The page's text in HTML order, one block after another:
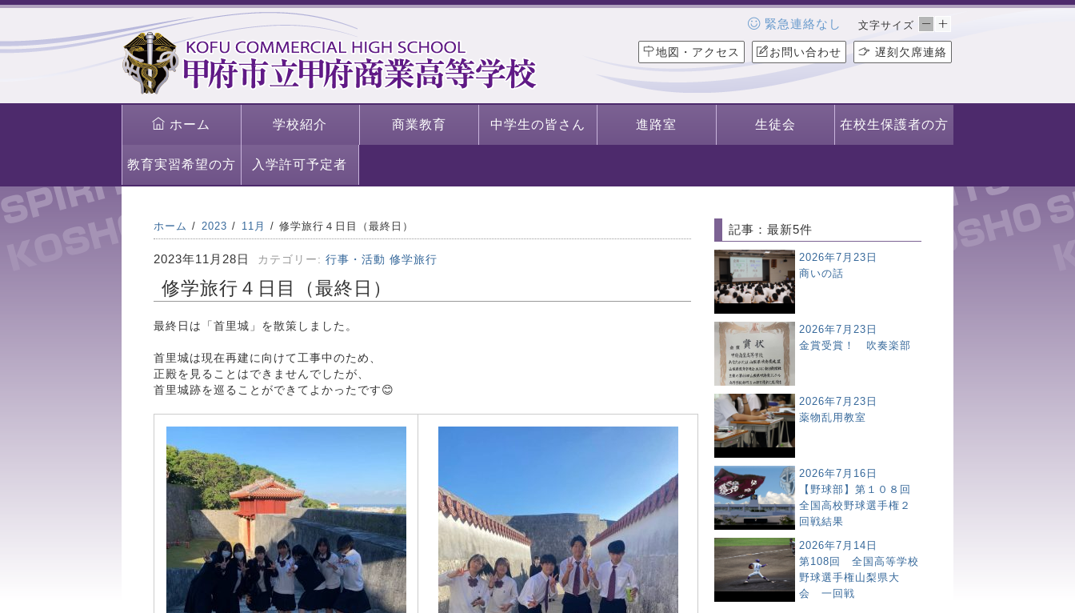
文字サイズ
地図・アクセス お問い合わせ 遅刻欠席連絡
緊急連絡なし
ホーム 学校紹介 商業教育 中学生の皆さん 進路室 生徒会 在校生保護者の方
教育実習希望の方 入学許可予定者
ホーム 2023 11月 修学旅行４日目（最終日）
2023年11月28日 カテゴリー: 行事・活動 修学旅行
修学旅行４日目（最終日）
最終日は「首里城」を散策しました。
首里城は現在再建に向けて工事中のため、
正殿を見ることはできませんでしたが、
首里城跡を巡ることができてよかったです😊
記事：最新5件
2026年7月23日
商いの話
2026年7月23日
金賞受賞！ 吹奏楽部
2026年7月23日
薬物乱用教室
2026年7月16日
【野球部】第１０８回
全国高校野球選手権２
回戦結果
2026年7月14日
第108回 全国高等学校
野球選手権山梨県大
会 一回戦